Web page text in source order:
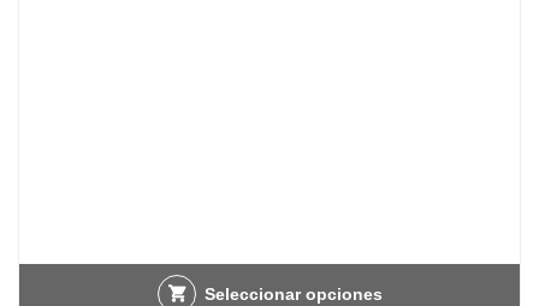
Seleccionar opciones